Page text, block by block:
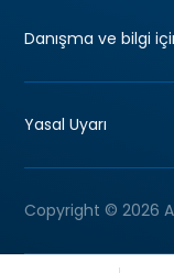
Danışma ve bilgi
Yasal Uyarı
Copyright © 2026